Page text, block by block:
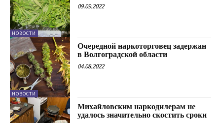
НОВОСТИ
09.09.2022
НОВОСТИ
Очередной наркоторговец задержан
в Волгоградской области
04.08.2022
Михайловским наркодилерам не
удалось значительно скостить сроки